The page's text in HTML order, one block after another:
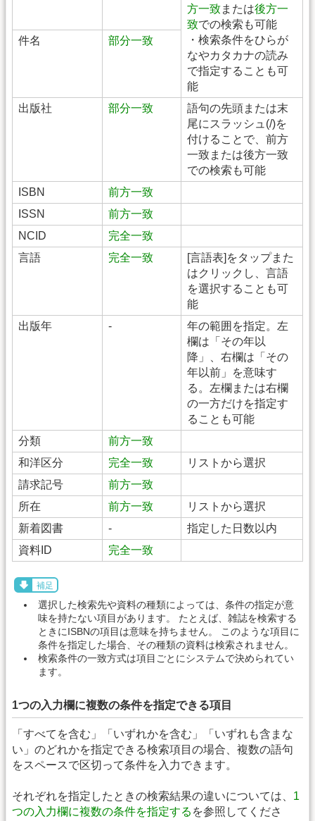
方一致または後方一
致での検索も可能
・検索条件をひらが
なやカタカナの読み
で指定することも可
能
件名 部分一致
出版社 部分一致
語句の先頭または末
尾にスラッシュ(/)を
付けることで、前方
一致または後方一致
での検索も可能
ISBN
前方一致
ISSN
前方一致
NCID
完全一致
言語
完全一致
[言語表]をタップまた
はクリックし、言語
を選択することも可
能
出版年
-
年の範囲を指定。左
欄は「その年以
降」、右欄は「その
年以前」を意味す
る。左欄または右欄
の一方だけを指定す
ることも可能
分類
前方一致
和洋区分
完全一致
リストから選択
請求記号
前方一致
所在
前方一致
リストから選択
新着図書
-
指定した日数以内
資料ID
完全一致
補足
選択した検索先や資料の種類によっては、条件の指定が意
味を持たない項目があります。 たとえば、雑誌を検索する
ときにISBNの項目は意味を持ちません。 このような項目に
条件を指定した場合、その種類の資料は検索されません。
検索条件の一致方式は項目ごとにシステムで決められてい
ます。
1つの入力欄に複数の条件を指定できる項目
「すべてを含む」「いずれかを含む」「いずれも含まな
い」のどれかを指定できる検索項目の場合、複数の語句
をスペースで区切って条件を入力できます。
それぞれを指定したときの検索結果の違いについては、 1
つの入力欄に複数の条件を指定する を参照してくださ